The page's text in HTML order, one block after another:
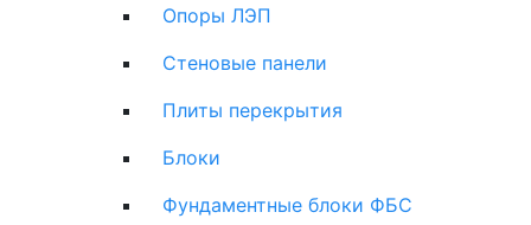
Опоры ЛЭП
Стеновые панели
Плиты перекрытия
Блоки
Фундаментные блоки ФБС